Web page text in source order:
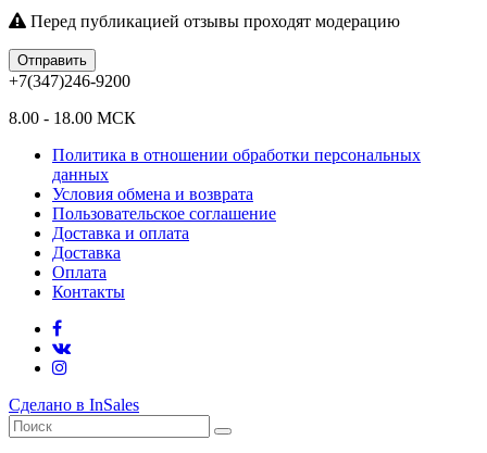
Перед публикацией отзывы проходят модерацию
Отправить
+7(347)246-9200
8.00 - 18.00 МСК
Политика в отношении обработки персональных
данных
Условия обмена и возврата
Пользовательское соглашение
Доставка и оплата
Доставка
Оплата
Контакты
Сделано в InSales